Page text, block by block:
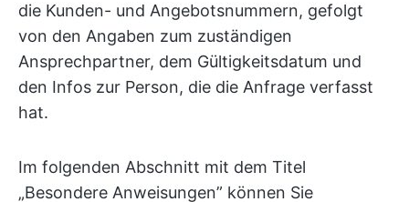
die Kunden- und Angebotsnummern, gefolgt
von den Angaben zum zuständigen
Ansprechpartner, dem Gültigkeitsdatum und
den Infos zur Person, die die Anfrage verfasst
hat.
Im folgenden Abschnitt mit dem Titel
„Besondere Anweisungen” können Sie